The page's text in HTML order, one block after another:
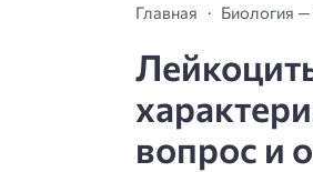
Главная Биология —
вопрос и